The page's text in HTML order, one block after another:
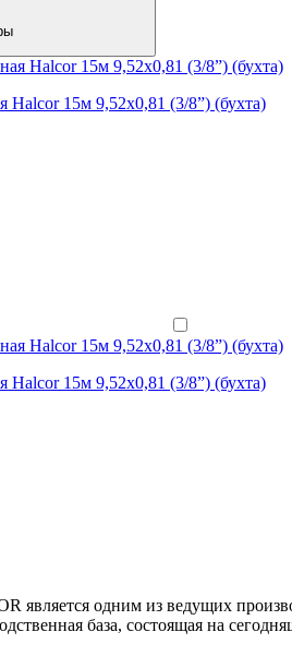
Halcor 15м 9,52x0,81 (3/8”) (бухта)
Halcor 15м 9,52x0,81 (3/8”) (бухта)
является одним из ведущих
база, состоящая на